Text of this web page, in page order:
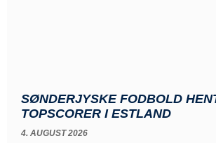
SØNDERJYSKE FODBOLD
TOPSCORER I ESTLAND
4. AUGUST 2026